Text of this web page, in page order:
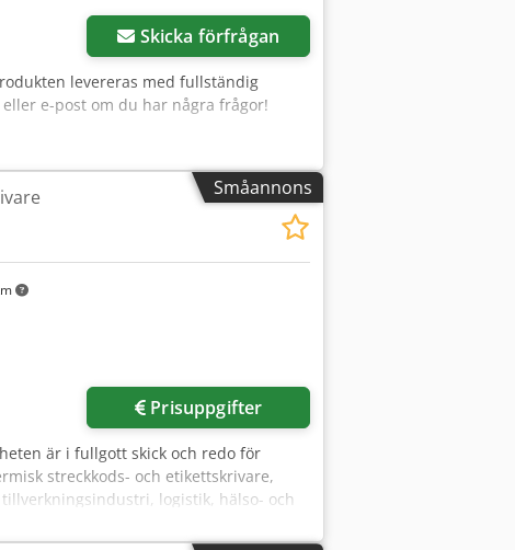
Skicka förfrågan
levereras med fullständig
e-post om du har några frågor!
Småannons
Prisuppgifter
är i fullgott skick och redo för
streckkods- och etikettskrivare,
logistik, hälso- och
som balanserar prestanda,
passar för arbetsuppgifter som: -